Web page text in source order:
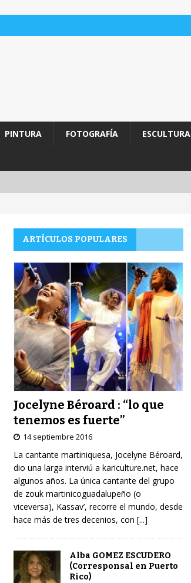
PINTURA FOTOGRAFÍA ESCULTURA
ARTÍCULOS POPULARES
Jocelyne Béroard : “lo que
tenemos es fuerte”
14 septiembre 2016
La cantante martiniquesa, Jocelyne Béroard,
dio una larga interviú a kariculture.net, hace
algunos años. La única cantante del grupo
de zouk martinicoguadalupeño (o
viceversa), Kassav’, recorre el mundo, desde
hace más de tres decenios, con [...]
Alba GOMEZ ESCUDERO
(Corresponsal en Puerto
Rico)